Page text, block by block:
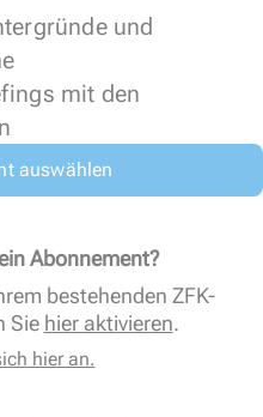
und
mit den
auswählen
Abonnement?
bestehenden ZFK-
Sie hier aktivieren.
hier an.